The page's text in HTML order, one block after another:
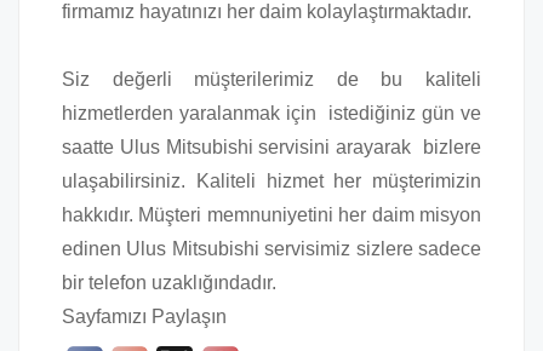
firmamız hayatınızı her daim kolaylaştırmaktadır.
Siz değerli müşterilerimiz de bu kaliteli
hizmetlerden yaralanmak için istediğiniz gün ve
saatte Ulus Mitsubishi servisini arayarak bizlere
ulaşabilirsiniz. Kaliteli hizmet her müşterimizin
hakkıdır. Müşteri memnuniyetini her daim misyon
edinen Ulus Mitsubishi servisimiz sizlere sadece
bir telefon uzaklığındadır.
Sayfamızı Paylaşın